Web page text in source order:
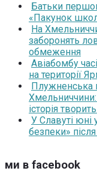
Батьки
«Пакунок
На
заборонять
обмеження
Авіабомбу
на території
Плужненська
історія
У Славуті
безпеки»
ми в facebook